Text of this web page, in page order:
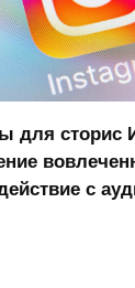
для сторис
с